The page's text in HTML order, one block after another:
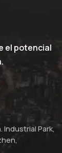
el potencial
Industrial Park,